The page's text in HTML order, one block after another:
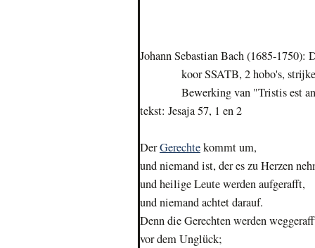
Johann Sebastian Bach (1685-1750):
koor SSATB, 2 hobo's,
Bewerking van "Tristis est
tekst: Jesaja 57, 1 en 2
DerGerechtekommt um,
und niemand ist, der es zu Herzen
und heilige Leute werden aufgerafft,
und niemand achtet darauf.
Denn die Gerechten werden
vor dem Unglück;